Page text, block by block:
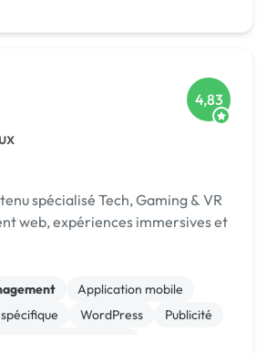
4,83
spécialisé Tech, Gaming & VR
web, expériences immersives et
Application mobile
WordPress
Publicité